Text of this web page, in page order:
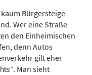
Bürgersteige
Wer eine Straße
den Einheimischen
denn Autos
gilt eher
“. Man sieht